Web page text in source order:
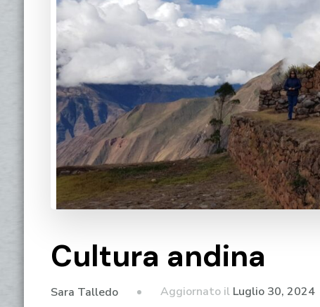
Cultura andina
Sara Talledo Aggiornato il Luglio 30, 2024